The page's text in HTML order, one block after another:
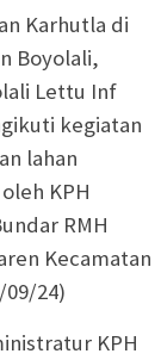
Karhutla di
Boyolali,
Lettu Inf
kegiatan
lahan
KPH
RMH
Kecamatan
24)
KPH